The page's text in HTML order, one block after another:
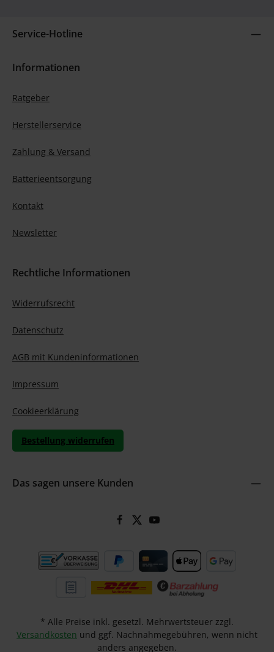
Service-Hotline
Informationen
Ratgeber
Herstellerservice
Zahlung & Versand
Batterieentsorgung
Kontakt
Newsletter
Rechtliche Informationen
Widerrufsrecht
Datenschutz
AGB mit Kundeninformationen
Impressum
Cookieerklärung
Bestellung widerrufen
Das sagen unsere Kunden
* Alle Preise inkl. gesetzl. Mehrwertsteuer zzgl.
Versandkosten und ggf. Nachnahmegebühren, wenn nicht
anders angegeben.